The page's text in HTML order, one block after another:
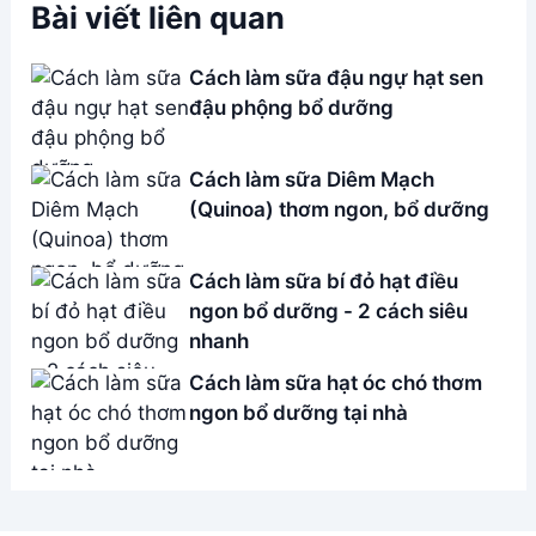
Bài viết liên quan
Cách làm sữa đậu ngự hạt sen
đậu phộng bổ dưỡng
Cách làm sữa Diêm Mạch
(Quinoa) thơm ngon, bổ dưỡng
Cách làm sữa bí đỏ hạt điều
ngon bổ dưỡng - 2 cách siêu
nhanh
Cách làm sữa hạt óc chó thơm
ngon bổ dưỡng tại nhà